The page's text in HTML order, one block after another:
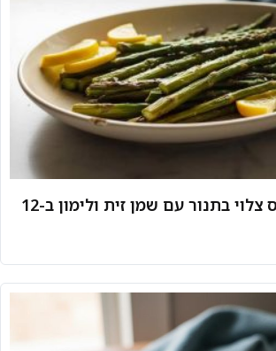
מתכון: אספרגוס צלוי בתנור עם שמן זית ולימון ב-12